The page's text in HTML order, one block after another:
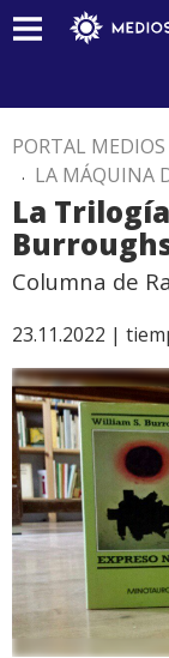
PORTAL
. LA MÁQUINA
La
Columna de
23.11.2022 |